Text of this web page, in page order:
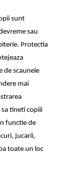
sunt
sau
Protectia
de scaunele
mai
tineti copiii
functie de
jucarii,
toate un loc